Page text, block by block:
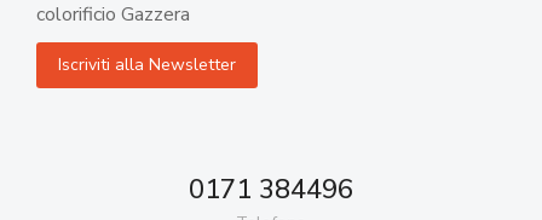
colorificio Gazzera
0171 384496